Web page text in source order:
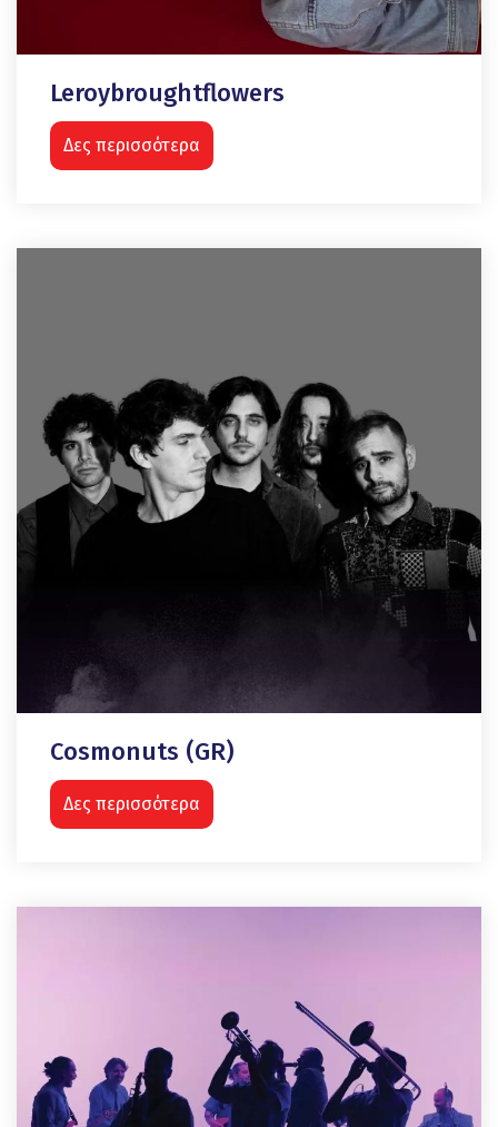
Leroybroughtflowers
Δες περισσότερα
Cosmonuts (GR)
Δες περισσότερα